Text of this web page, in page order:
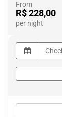
From
R$ 228,00
per night